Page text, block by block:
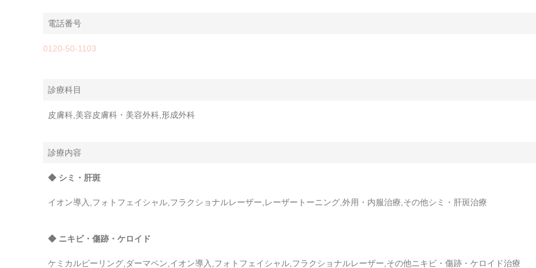
電話番号
0120-50-1103
診療科目
皮膚科,美容皮膚科・美容外科,形成外科
診療内容
◆ シミ・肝斑
イオン導入,フォトフェイシャル,フラクショナルレーザー,レーザートーニング,外用・内服治療,その他シミ・肝斑治療
◆ ニキビ・傷跡・ケロイド
ケミカルピーリング,ダーマペン,イオン導入,フォトフェイシャル,フラクショナルレーザー,その他ニキビ・傷跡・ケロイド治療